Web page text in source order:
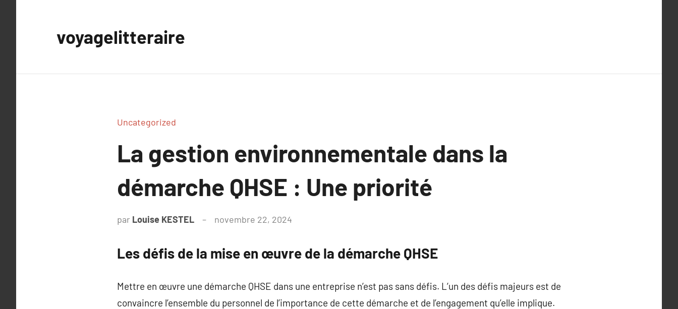
voyagelitteraire
Uncategorized
La gestion environnementale dans la
démarche QHSE : Une priorité
par Louise KESTEL novembre 22, 2024
Les défis de la mise en œuvre de la démarche QHSE
Mettre en œuvre une démarche QHSE dans une entreprise n’est pas sans défis. L’un des défis majeurs est de
convaincre l’ensemble du personnel de l’importance de cette démarche et de l’engagement qu’elle implique.